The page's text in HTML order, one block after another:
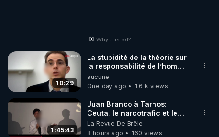
Why this ad?
10:29
La stupidité de la théorie sur
la responsabilité de l’homme
concernant le dioxyde de
carbone.
aucune
One day ago
1.6 k views
1:45:43
Juan Branco à Tarnos:
Ceuta, le narcotrafic et le
pouvoir en France
La Revue De Brêle
8 hours ago
160 views